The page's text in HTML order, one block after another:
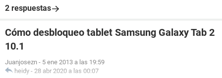
2 respuestas
Cómo desbloqueo tablet Samsung Galaxy Tab 2
10.1
Juanjosezn - 5 ene 2013 a las 19:59
heidy - 28 abr 2020 a las 00:07